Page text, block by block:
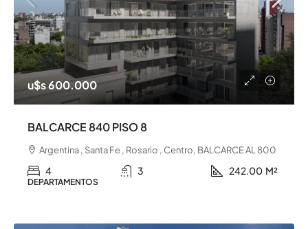
u$s 600.000
BALCARCE 840 PISO 8
Argentina , Santa Fe , Rosario , Centro, BALCARCE AL 800
4 3 242.00 M²
DEPARTAMENTOS